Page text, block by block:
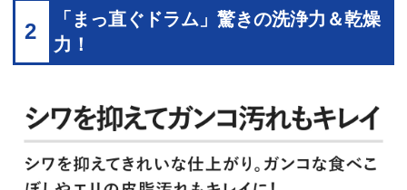
2
「まっ直ぐドラム」驚きの洗浄力＆乾燥
力！